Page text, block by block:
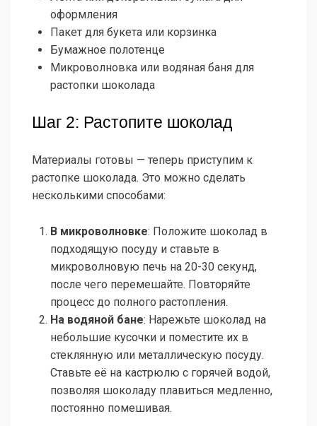
оформления
Пакет для букета или корзинка
Бумажное полотенце
Микроволновка или водяная баня для
растопки шоколада
Шаг 2: Растопите шоколад
Материалы готовы — теперь приступим к
растопке шоколада. Это можно сделать
несколькими способами:
В микроволновке: Положите шоколад в
подходящую посуду и ставьте в
микроволновую печь на 20-30 секунд,
после чего перемешайте. Повторяйте
процесс до полного растопления.
На водяной бане: Нарежьте шоколад на
небольшие кусочки и поместите их в
стеклянную или металлическую посуду.
Ставьте её на кастрюлю с горячей водой,
позволяя шоколаду плавиться медленно,
постоянно помешивая.